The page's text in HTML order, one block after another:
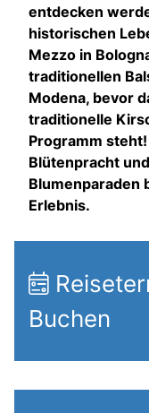
entdecken
historischen
Mezzo in
traditionellen
Modena, bevor
traditionelle
Programm
Blütenpracht
Blumenparaden
Erlebnis.
Buchen